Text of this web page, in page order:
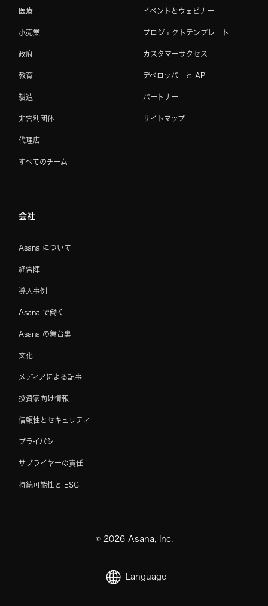
医療
小売業
政府
教育
製造
非営利団体
代理店
すべてのチーム
イベントとウェビナー
プロジェクトテンプレート
カスタマーサクセス
デベロッパーと API
パートナー
サイトマップ
会社
Asana について
経営陣
導入事例
Asana で働く
Asana の舞台裏
文化
メディアによる記事
投資家向け情報
信頼性とセキュリティ
プライバシー
サプライヤーの責任
持続可能性と ESG
© 2026Asana, Inc.
Language